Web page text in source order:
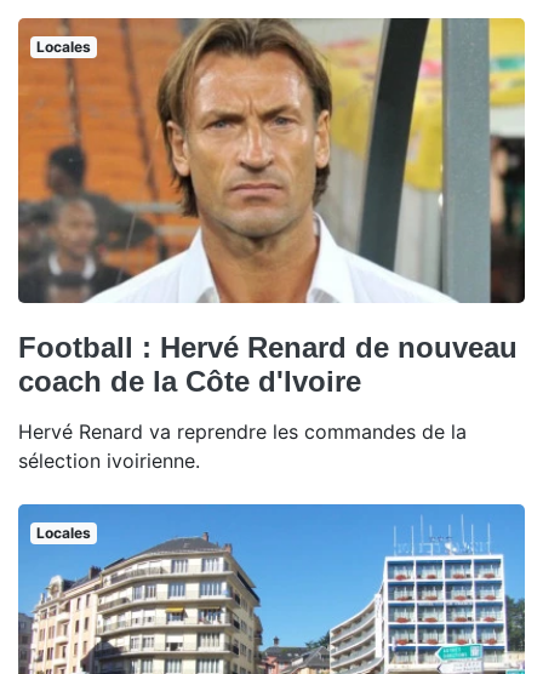
Locales
Football : Hervé Renard de nouveau
coach de la Côte d'Ivoire
Hervé Renard va reprendre les commandes de la
sélection ivoirienne.
Locales